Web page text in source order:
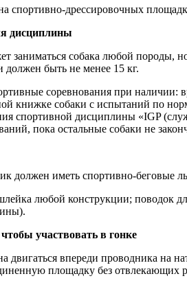
спортивно-дрессировочных
дисциплины
заниматься собака любой породы,
должен быть не менее 15 кг.
соревнования при наличии:
книжке собаки с испытаний по
спортивной дисциплины «IGP
пока остальные собаки не
должен иметь спортивно-беговые
любой конструкции; поводок
участвовать в гонке
двигаться впереди проводника на
площадку без отвлекающих